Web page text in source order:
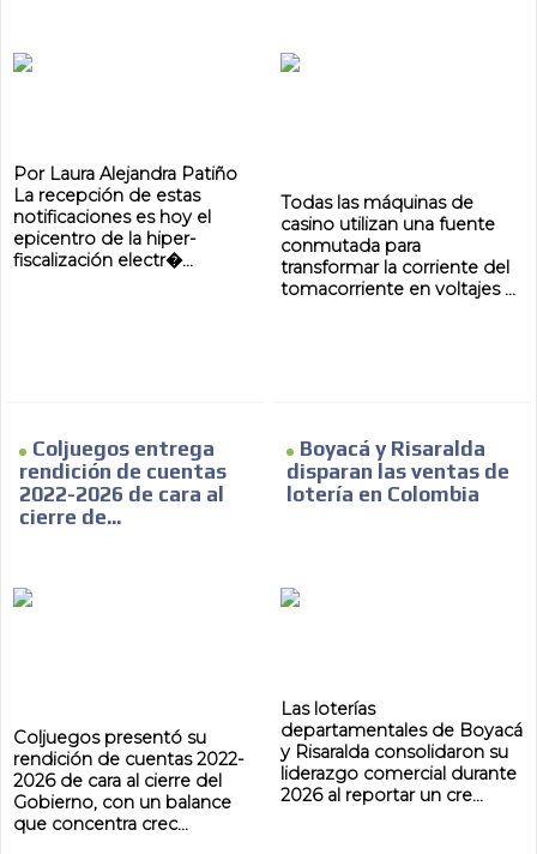
Por Laura Alejandra Patiño
La recepción de estas
notificaciones es hoy el
epicentro de la hiper-
fiscalización electr�...
Todas las máquinas de
casino utilizan una fuente
conmutada para
transformar la corriente del
tomacorriente en voltajes ...
Coljuegos entrega
rendición de cuentas
2022-2026 de cara al
cierre de...
Coljuegos presentó su
rendición de cuentas 2022-
2026 de cara al cierre del
Gobierno, con un balance
que concentra crec...
Boyacá y Risaralda
disparan las ventas de
lotería en Colombia
Las loterías
departamentales de Boyacá
y Risaralda consolidaron su
liderazgo comercial durante
2026 al reportar un cre...